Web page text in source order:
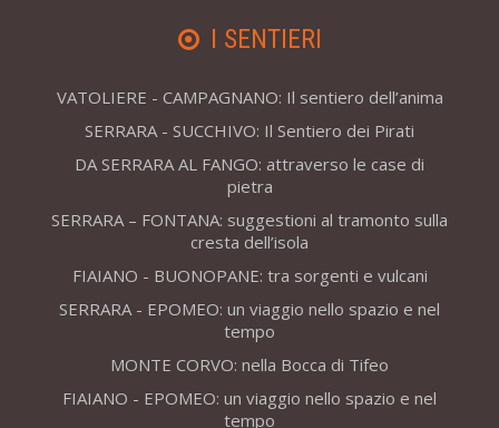
I SENTIERI
VATOLIERE - CAMPAGNANO: Il sentiero dell’anima
SERRARA - SUCCHIVO: Il Sentiero dei Pirati
DA SERRARA AL FANGO: attraverso le case di
pietra
SERRARA – FONTANA: suggestioni al tramonto sulla
cresta dell’isola
FIAIANO - BUONOPANE: tra sorgenti e vulcani
SERRARA - EPOMEO: un viaggio nello spazio e nel
tempo
MONTE CORVO: nella Bocca di Tifeo
FIAIANO - EPOMEO: un viaggio nello spazio e nel
tempo